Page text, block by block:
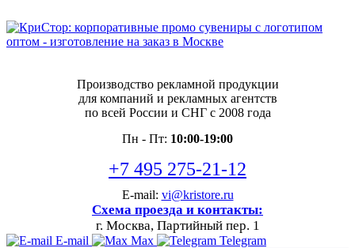
Производство рекламной продукции
для компаний и рекламных агентств
по всей России и СНГ с 2008 года
Пн - Пт: 10:00-19:00
+7 495 275-21-12
E-mail: vi@kristore.ru
Схема проезда и контакты:
г. Москва, Партийный пер. 1
E-mail Max Telegram